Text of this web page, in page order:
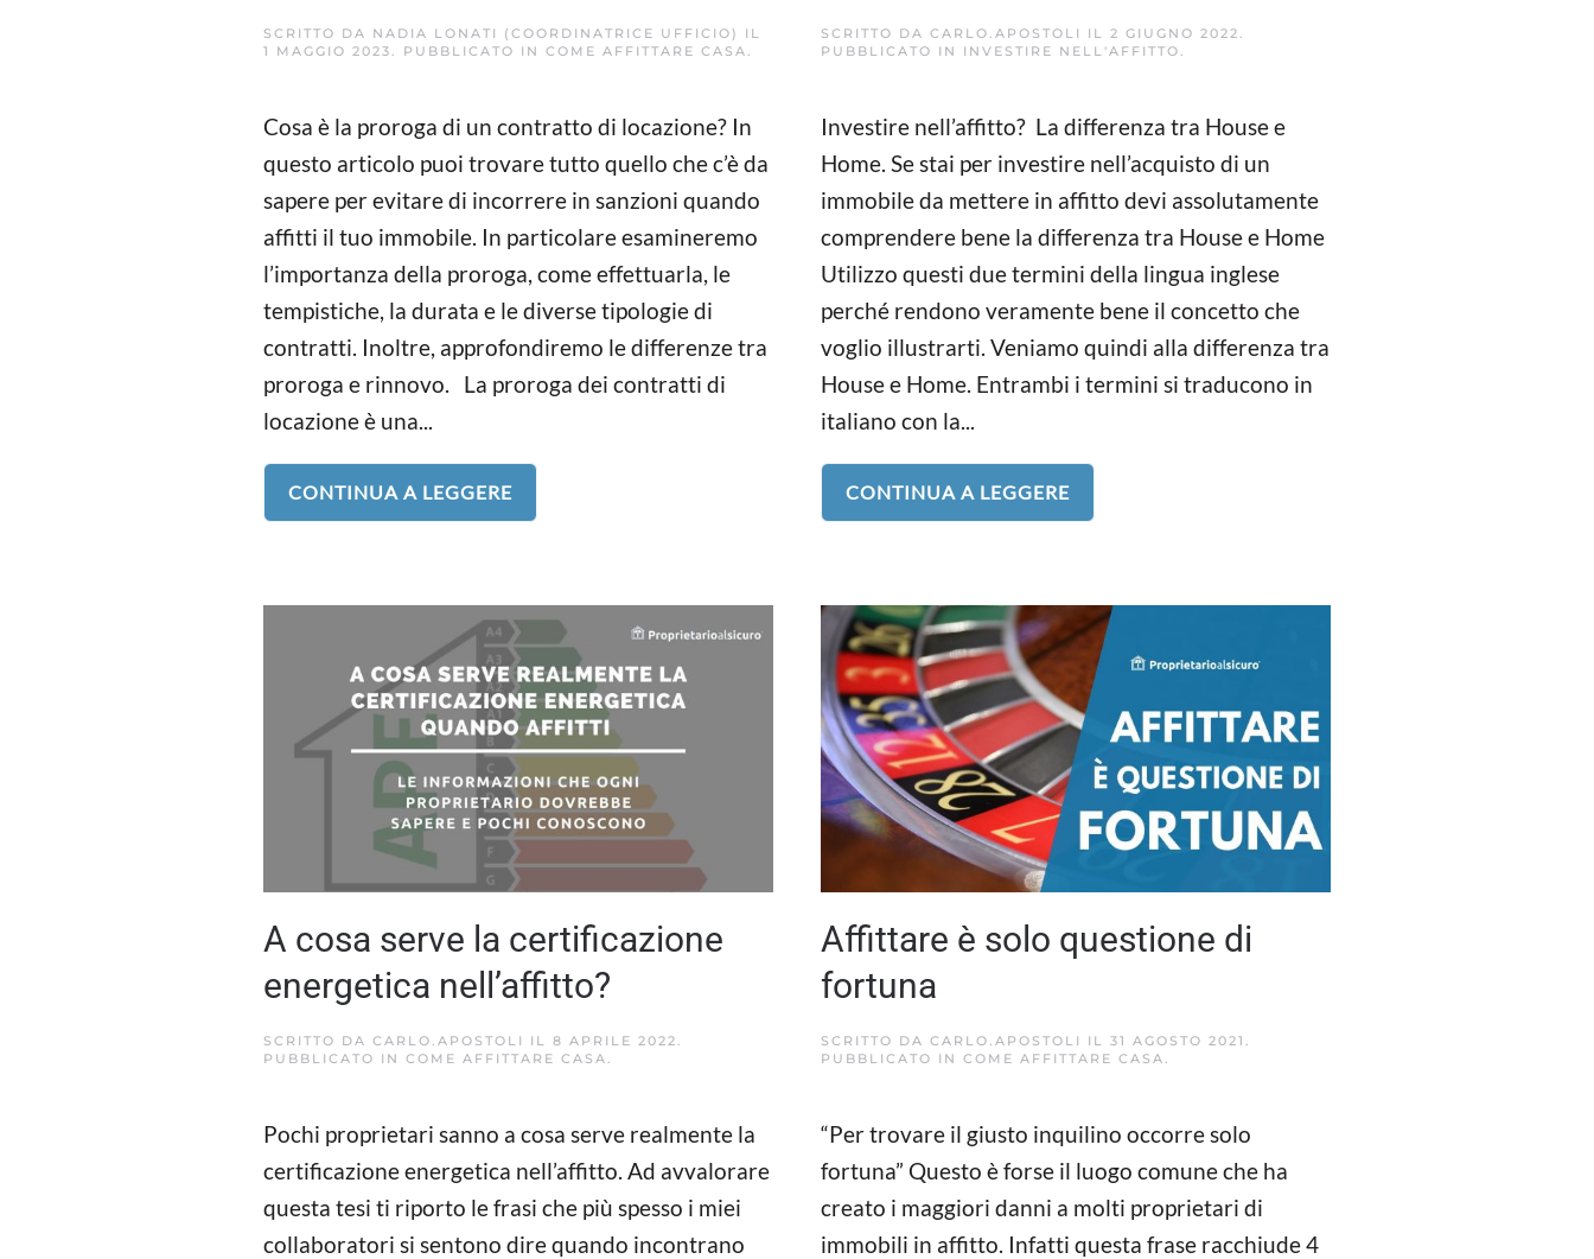
SCRITTO DA NADIA LONATI (COORDINATRICE UFFICIO)
IL
1 MAGGIO 2023. PUBBLICATO IN COME AFFITTARE CASA.
Cosa è la proroga di un contratto di locazione? In
questo articolo puoi trovare tutto quello che c’è da
sapere per evitare di incorrere in sanzioni quando
affitti il tuo immobile. In particolare esamineremo
l’importanza della proroga, come effettuarla, le
tempistiche, la durata e le diverse tipologie di
contratti. Inoltre, approfondiremo le differenze tra
proroga e rinnovo. La proroga dei contratti di
locazione è una...
CONTINUA A LEGGERE
SCRITTO DA CARLO.APOSTOLI IL 2 GIUGNO 2022.
PUBBLICATO IN INVESTIRE NELL'AFFITTO.
Investire nell’affitto? La differenza tra House e
Home. Se stai per investire nell’acquisto di un
immobile da mettere in affitto devi assolutamente
comprendere bene la differenza tra House e Home
Utilizzo questi due termini della lingua inglese
perché rendono veramente bene il concetto che
voglio illustrarti. Veniamo quindi alla differenza tra
House e Home. Entrambi i termini si traducono in
italiano con la...
CONTINUA A LEGGERE
A cosa serve la certificazione
energetica nell’affitto?
SCRITTO DA CARLO.APOSTOLI IL 8 APRILE 2022.
PUBBLICATO IN COME AFFITTARE CASA.
Pochi proprietari sanno a cosa serve realmente la
certificazione energetica nell’affitto. Ad avvalorare
questa tesi ti riporto le frasi che più spesso i miei
collaboratori si sentono dire quando incontrano
Affittare è solo questione di
fortuna
SCRITTO DA CARLO.APOSTOLI IL 31 AGOSTO 2021 .
PUBBLICATO IN COME AFFITTARE CASA.
“Per trovare il giusto inquilino occorre solo
fortuna” Questo è forse il luogo comune che ha
creato i maggiori danni a molti proprietari di
immobili in affitto. Infatti questa frase racchiude 4